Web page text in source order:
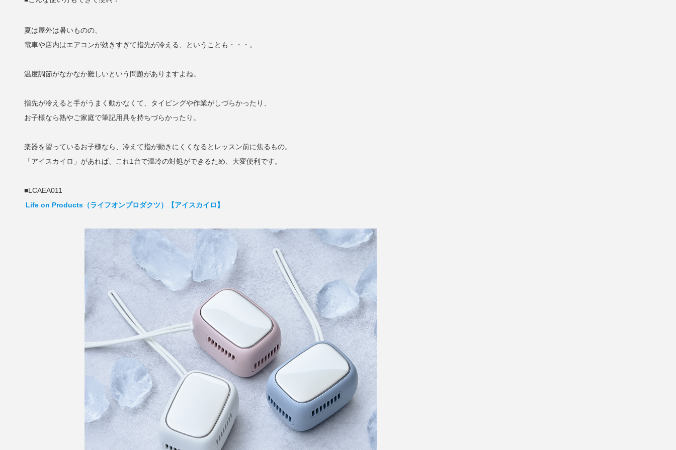
夏は屋外は暑いものの、
電車や店内はエアコンが効きすぎて指先が冷える、ということも・・・。
温度調節がなかなか難しいという問題がありますよね。
指先が冷えると手がうまく動かなくて、タイピングや作業がしづらかったり、
お子様なら熟やご家庭で筆記用具を持ちづらかったり。
楽器を習っているお子様なら、冷えて指が動きにくくなるとレッスン前に焦るもの。
「アイスカイロ」があれば、これ1台で温冷の対処ができるため、大変便利です。
■LCAEA011
Life on Products（ライフオンプロダクツ）【アイスカイロ】